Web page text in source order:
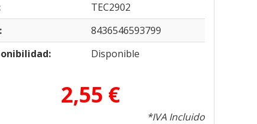
TEC2902
8436546593799
Disponible
2,55 €
*IVA Incluido